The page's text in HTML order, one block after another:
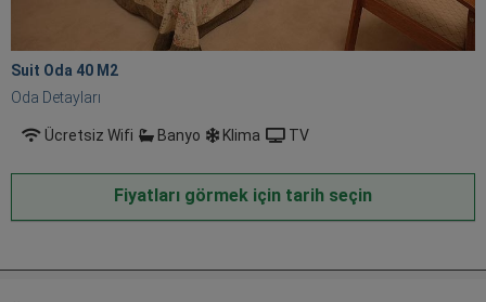
Suit Oda 40 M 2
Oda Detayları
Ücretsiz Wifi Banyo Klima TV
Fiyatları görmek için tarih seçin